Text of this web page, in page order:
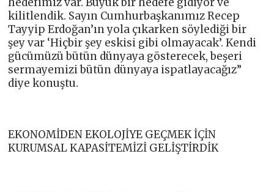
kilitlendik. Sayın Cumhurbaşkanımız Recep
Tayyip Erdoğan’ın yola çıkarken söylediği bir
şey var ‘Hiçbir şey eskisi gibi olmayacak’. Kendi
gücümüzü bütün dünyaya gösterecek, beşeri
sermayemizi bütün dünyaya ispatlayacağız”
diye konuştu.
EKONOMİDEN EKOLOJİYE GEÇMEK İÇİN
KURUMSAL KAPASİTEMİZİ GELİŞTİRDİK